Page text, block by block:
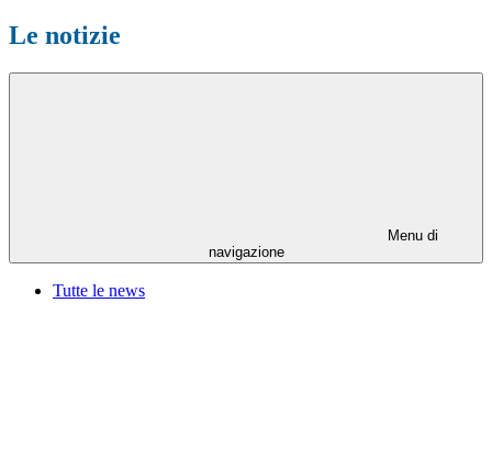
Le notizie
Menu di
navigazione
Tutte le news